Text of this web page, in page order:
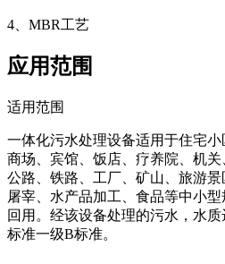
4、MBR工艺
应用范围
适用范围
一体化污水处理设备适用于住宅小
商场、宾馆、饭店、疗养院、机
公路、铁路、工厂、矿山、旅游
屠宰、水产品加工、食品等中小
回用。经该设备处理的污水，水
标准一级B标准。